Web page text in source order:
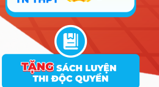
D01; B03; C03;
C08; C12; C13; D13;
D15; X01; X70; X74;
X78
18 6
D01; C03; X03; X04 18
C00; D01; D15 18 6